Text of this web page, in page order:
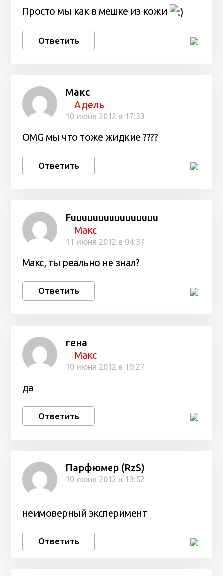
Просто мы как в мешке из кожи
Ответить
Макс
Адель
10 июня 2012 в 17:33
OMG мы что тоже жидкие ????
Ответить
Fuuuuuuuuuuuuuuuu
Макс
11 июня 2012 в 04:37
Макс, ты реально не знал?
Ответить
гена
Макс
10 июня 2012 в 19:27
да
Ответить
Парфюмер (RzS)
10 июня 2012 в 13:52
неимоверный эксперимент
Ответить